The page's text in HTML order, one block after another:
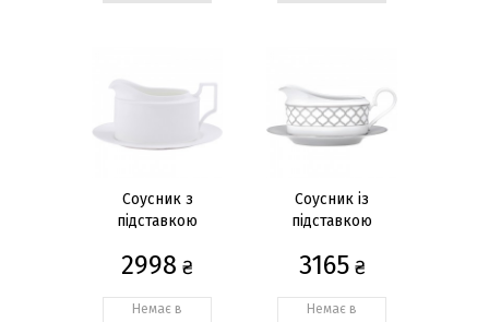
Соусник з
підставкою
2998 ₴
Немає в
Соусник із
підставкою
3165₴
Немає в